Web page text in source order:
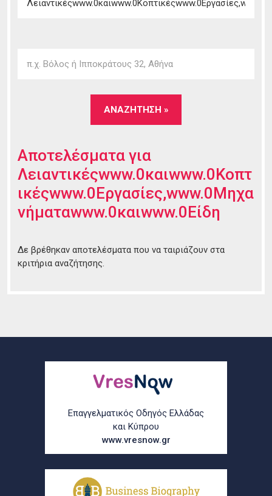
Αποτελέσματα για
Λειαντικέςwww.0καιwww.0Κοπτ
ικέςwww.0Εργασίες,www.0Μηχα
νήματαwww.0καιwww.0Είδη
Δε βρέθηκαν αποτελέσματα που να ταιριάζουν στα
κριτήρια αναζήτησης.
Επαγγελματικός Οδηγός Ελλάδας
και Κύπρου
www.vresnow.gr